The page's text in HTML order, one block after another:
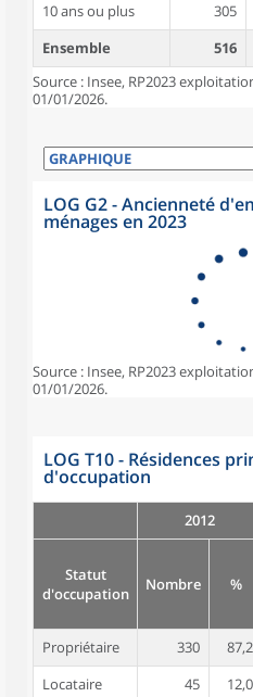
10 ans ou plus
305
Ensemble
516
Source : Insee, RP2023
01/01/2026.
LOG G2 - Ancienneté
ménages en 2023
Source : Insee, RP2023
01/01/2026.
LOG T10 - Résidences
d'occupation
2012
Statut
d'occupation
Nombre %
Propriétaire 330 87,2
Locataire
45 12,0